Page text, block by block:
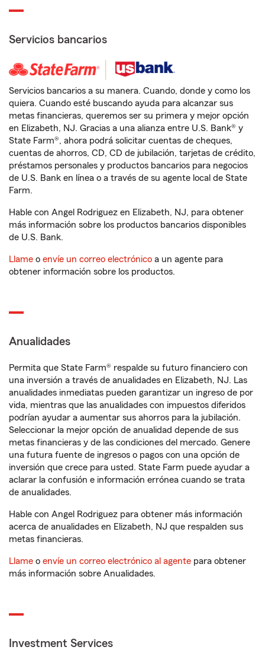
Servicios bancarios
Servicios bancarios a su manera. Cuando, donde y como los
quiera. Cuando esté buscando ayuda para alcanzar sus
metas financieras, queremos ser su primera y mejor opción
en Elizabeth, NJ. Gracias a una alianza entre U.S. Bank® y
State Farm®, ahora podrá solicitar cuentas de cheques,
cuentas de ahorros, CD, CD de jubilación, tarjetas de crédito,
préstamos personales y productos bancarios para negocios
de U.S. Bank en línea o a través de su agente local de State
Farm.
Hable con Angel Rodriguez en Elizabeth, NJ, para obtener
más información sobre los productos bancarios disponibles
de U.S. Bank.
Llame o envíe un correo electrónico a un agente para
obtener información sobre los productos.
Anualidades
Permita que State Farm® respalde su futuro financiero con
una inversión a través de anualidades en Elizabeth, NJ. Las
anualidades inmediatas pueden garantizar un ingreso de por
vida, mientras que las anualidades con impuestos diferidos
podrían ayudar a aumentar sus ahorros para la jubilación.
Seleccionar la mejor opción de anualidad depende de sus
metas financieras y de las condiciones del mercado. Genere
una futura fuente de ingresos o pagos con una opción de
inversión que crece para usted. State Farm puede ayudar a
aclarar la confusión e información errónea cuando se trata
de anualidades.
Hable con Angel Rodriguez para obtener más información
acerca de anualidades en Elizabeth, NJ que respalden sus
metas financieras.
Llame o envíe un correo electrónico al agente para obtener
más información sobre Anualidades.
Investment Services